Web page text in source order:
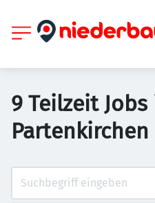
9 Teilzeit
Partenkirchen